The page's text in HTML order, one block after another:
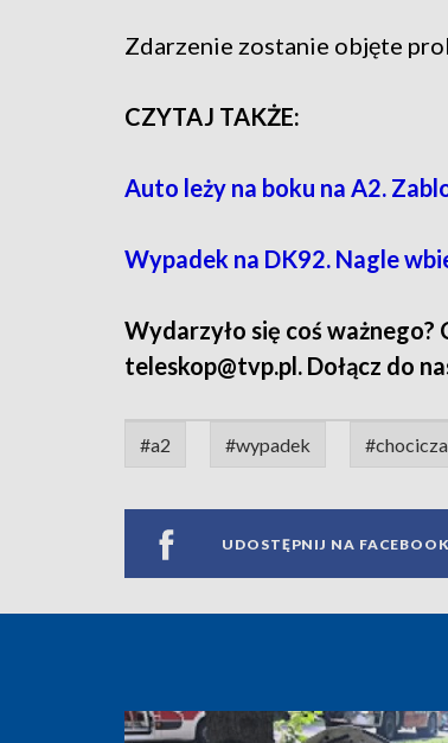
Zdarzenie zostanie objęte
CZYTAJ TAKŻE:
Auto leży na boku na A2.
Wypadek na DK92. Nagle
Wydarzyło się coś ważnego?
teleskop@tvp.pl. Dołącz do
#a2 #wypadek
UDOSTĘPNIJ NA